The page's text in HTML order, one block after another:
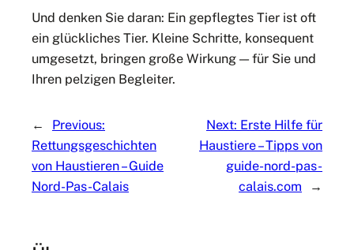
Und denken Sie daran: Ein gepflegtes Tier ist oft
ein glückliches Tier. Kleine Schritte, konsequent
umgesetzt, bringen große Wirkung — für Sie und
Ihren pelzigen Begleiter.
←
Previous:
Rettungsgeschichten
von Haustieren – Guide
Nord-Pas-Calais
Next: Erste Hilfe für
Haustiere – Tipps von
guide-nord-pas-
calais.com
→